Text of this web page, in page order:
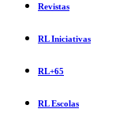
Revistas
RL Iniciativas
RL+65
RL Escolas